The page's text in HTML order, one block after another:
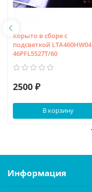
Корыто в сборе с
подсветкой LTA460HW04
46PFL5527T/60
2500 ₽
В корзину
Информация